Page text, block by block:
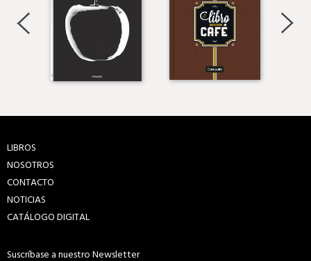
LIBROS
NOSOTROS
CONTACTO
NOTICIAS
CATÁLOGO DIGITAL
Suscríbase a nuestro Newsletter